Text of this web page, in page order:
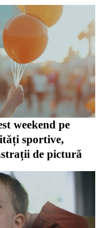
weekend pe
sportive,
de pictură